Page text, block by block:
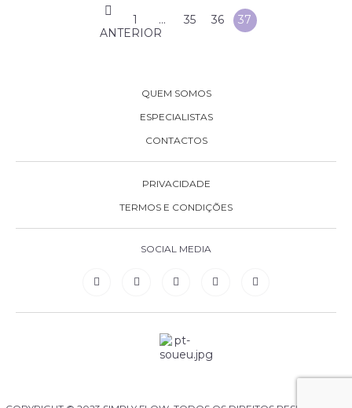
ANTERIOR
1 … 35 36 37
QUEM SOMOS
ESPECIALISTAS
CONTACTOS
PRIVACIDADE
TERMOS E CONDIÇÕES
SOCIAL MEDIA